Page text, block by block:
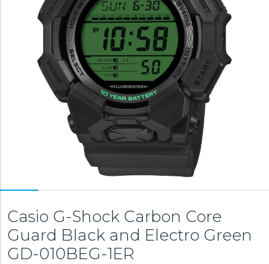
Casio G-Shock Carbon Core
Guard Black and Electro Green
GD-010BEG-1ER